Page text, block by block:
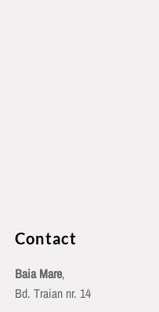
Contact
Baia Mare,
Bd. Traian nr. 14